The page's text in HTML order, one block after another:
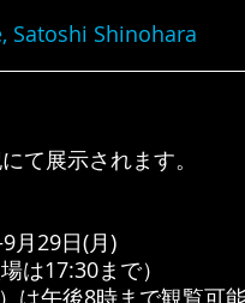
Satoshi Shinohara
展示されます。
月29日(月)
は17:30まで）
は午後8時まで観覧可